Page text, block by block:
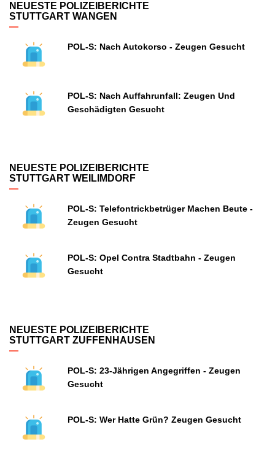
NEUESTE POLIZEIBERICHTE
STUTTGART WANGEN
POL-S: Nach Autokorso - Zeugen Gesucht
POL-S: Nach Auffahrunfall: Zeugen Und
Geschädigten Gesucht
NEUESTE POLIZEIBERICHTE
STUTTGART WEILIMDORF
POL-S: Telefontrickbetrüger Machen Beute -
Zeugen Gesucht
POL-S: Opel Contra Stadtbahn - Zeugen
Gesucht
NEUESTE POLIZEIBERICHTE
STUTTGART ZUFFENHAUSEN
POL-S: 23-Jährigen Angegriffen - Zeugen
Gesucht
POL-S: Wer Hatte Grün? Zeugen Gesucht